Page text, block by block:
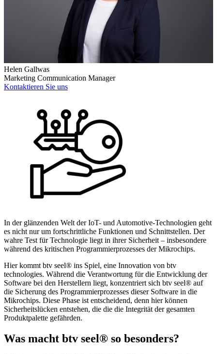
Helen Gallwas
Marketing Communication Manager
Kontaktieren Sie uns
In der glänzenden Welt der IoT- und Automotive-Technologien geht
es nicht nur um fortschrittliche Funktionen und Schnittstellen. Der
wahre Test für Technologie liegt in ihrer Sicherheit – insbesondere
während des kritischen Programmierprozesses der Mikrochips.
Hier kommt btv seel® ins Spiel, eine Innovation von btv
technologies. Während die Verantwortung für die Entwicklung der
Software bei den Herstellern liegt, konzentriert sich btv seel® auf
die Sicherung des Programmierprozesses dieser Software in die
Mikrochips. Diese Phase ist entscheidend, denn hier können
Sicherheitslücken entstehen, die die die Integrität der gesamten
Produktpalette gefährden.
Was macht btv seel® so besonders?